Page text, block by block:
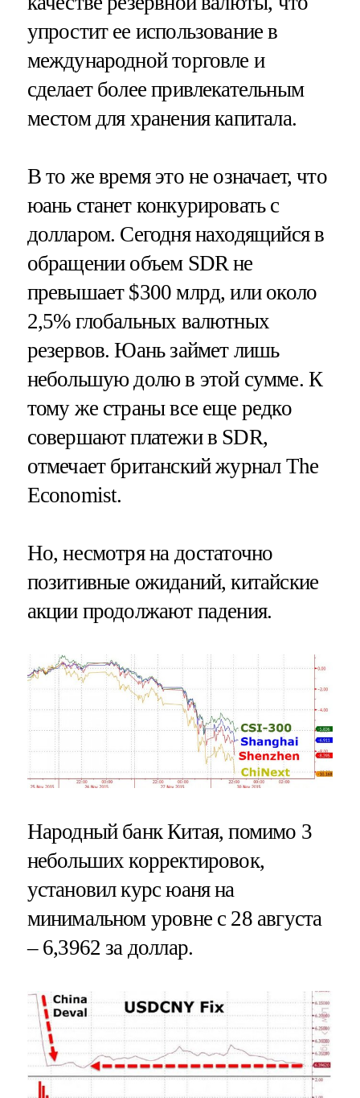
упростит ее использование в
международной торговле и
сделает более привлекательным
местом для хранения капитала.
В то же время это не означает, что
юань станет конкурировать с
долларом. Сегодня находящийся в
обращении объем SDR не
превышает $300 млрд, или около
2,5% глобальных валютных
резервов. Юань займет лишь
небольшую долю в этой сумме. К
тому же страны все еще редко
совершают платежи в SDR,
отмечает британский журнал The
Economist.
Но, несмотря на достаточно
позитивные ожиданий, китайские
акции продолжают падения.
Народный банк Китая, помимо 3
небольших корректировок,
установил курс юаня на
минимальном уровне с 28 августа
– 6,3962 за доллар.